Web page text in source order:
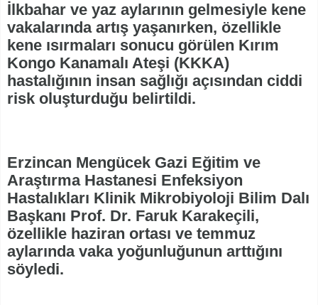
İlkbahar ve yaz aylarının gelmesiyle kene
vakalarında artış yaşanırken, özellikle
kene ısırmaları sonucu görülen Kırım
Kongo Kanamalı Ateşi (KKKA)
hastalığının insan sağlığı açısından ciddi
risk oluşturduğu belirtildi.
Erzincan Mengücek Gazi Eğitim ve
Araştırma Hastanesi Enfeksiyon
Hastalıkları Klinik Mikrobiyoloji Bilim Dalı
Başkanı Prof. Dr. Faruk Karakeçili,
özellikle haziran ortası ve temmuz
aylarında vaka yoğunluğunun arttığını
söyledi.